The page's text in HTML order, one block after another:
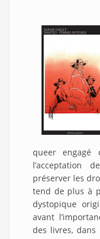
queer
l’acceptation
préserver les
tend de plus à
dystopique
avant
des livres, dans